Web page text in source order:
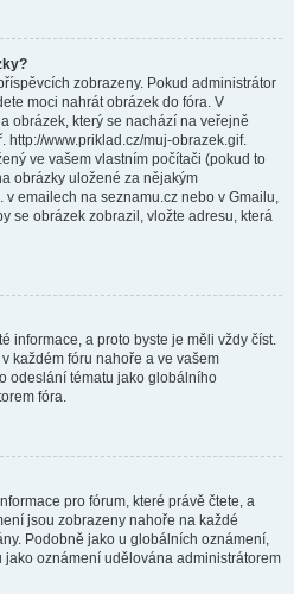
zobrazeny. Pokud administrátor
moci nahrát obrázek do fóra. V
obrázek, který se nachází na veřejně
http://www.priklad.cz/muj-obrazek.gif.
ve vašem vlastním počítači (pokud to
obrázky uložené za nějakým
emailech na seznamu.cz nebo v Gmailu,
se obrázek zobrazil, vložte adresu, která
informace, a proto byste je měli vždy číst.
každém fóru nahoře a ve vašem
odeslání tématu jako globálního
fóra.
pro fórum, které právě čtete, a
jsou zobrazeny nahoře na každé
Podobně jako u globálních oznámení,
oznámení udělována administrátorem